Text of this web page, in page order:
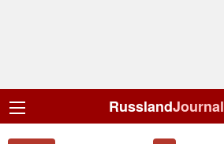
RusslandJournal